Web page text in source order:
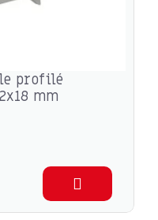
profilé
mm